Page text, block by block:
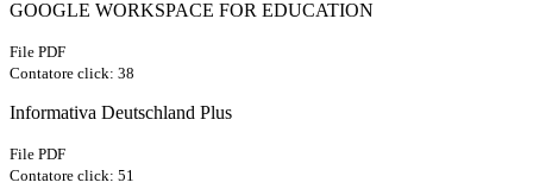
GOOGLE WORKSPACE FOR EDUCATION
File PDF
Contatore click: 38
Informativa Deutschland Plus
File PDF
Contatore click: 51